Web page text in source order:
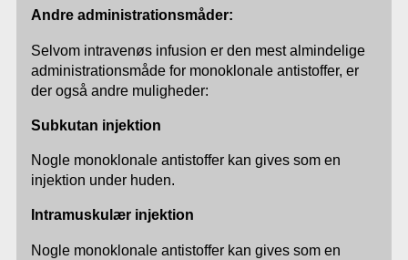
Andre administrationsmåder:
Selvom intravenøs infusion er den mest almindelige
administrationsmåde for monoklonale antistoffer, er
der også andre muligheder:
Subkutan injektion
Nogle monoklonale antistoffer kan gives som en
injektion under huden.
Intramuskulær injektion
Nogle monoklonale antistoffer kan gives som en